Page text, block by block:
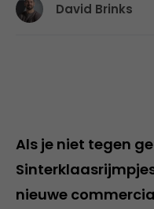
David Brinks
Als je niet tegen
nieuwe